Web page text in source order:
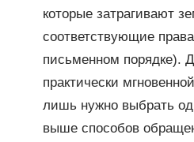
которые затрагивают
соответствующие
письменном порядке).
практически
лишь нужно выбрать
выше способов